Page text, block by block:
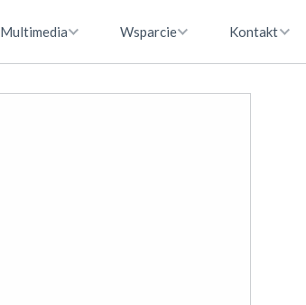
Multimedia Wsparcie Kontakt